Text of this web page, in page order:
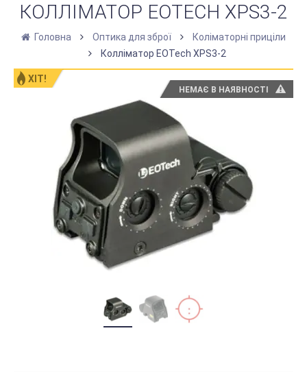
КОЛЛІМАТОР EOTECH XPS3-2
Головна Оптика для зброї
Коліматорні приціли
Колліматор EOTech XPS3-2
ХІТ!
НЕМАЄ В НАЯВНОСТІ